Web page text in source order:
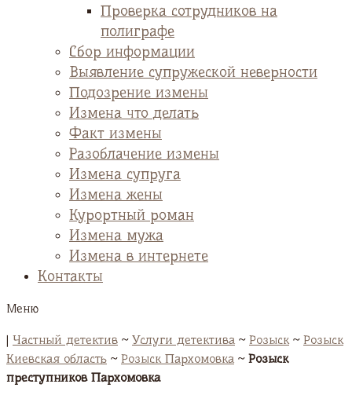
Проверка сотрудников на
полиграфе
Сбор информации
Выявление супружеской неверности
Подозрение измены
Измена что делать
Факт измены
Разоблачение измены
Измена супруга
Измена жены
Курортный роман
Измена мужа
Измена в интернете
Контакты
Меню
| Частный детектив ~ Услуги детектива ~ Розыск~ Розыск
Киевская область ~ Розыск Пархомовка ~ Розыск
преступников Пархомовка